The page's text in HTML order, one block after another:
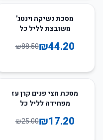
מסכת נשיקה וינטג'
משובצת לליל כל
₪44.20
₪88.50
31
מסכת חצי פנים קרן עז
מפחידה לליל כל
₪17.20
₪25.00